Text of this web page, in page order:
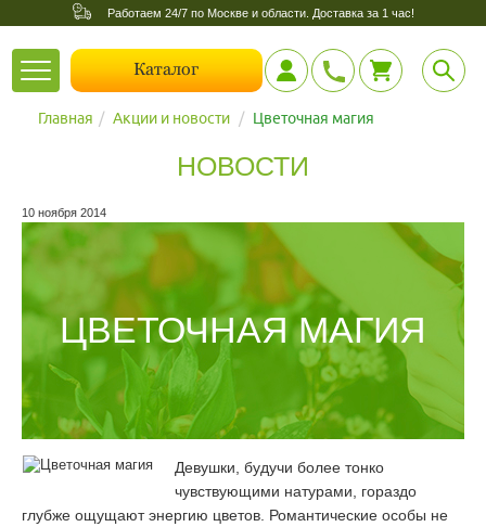
Работаем 24/7 по Москве и области. Доставка за 1 час!
Toggle
navigation
Каталог
Главная Акции и новости Цветочная магия
НОВОСТИ
10 ноября 2014
ЦВЕТОЧНАЯ МАГИЯ
Девушки, будучи более тонко
чувствующими натурами, гораздо
глубже ощущают энергию цветов. Романтические особы не